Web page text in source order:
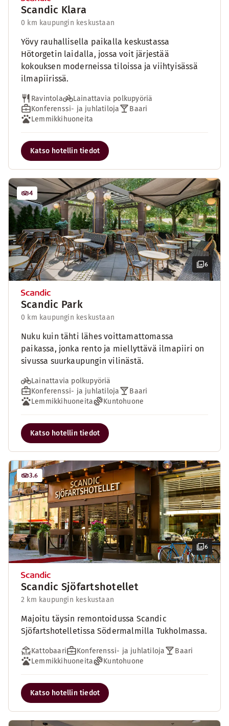
Scandic Klara
0 km kaupungin keskustaan
Yövy rauhallisella paikalla keskustassa
Hötorgetin laidalla, jossa voit järjestää
kokouksen moderneissa tiloissa ja viihtyisässä
ilmapiirissä.
Ravintola
Lainattavia polkupyöriä
Konferenssi- ja juhlatiloja
Baari
Lemmikkihuoneita
Katso hotellin tiedot
6
4
Scandic Park
0 km kaupungin keskustaan
Nuku kuin tähti lähes voittamattomassa
paikassa, jonka rento ja miellyttävä ilmapiiri on
sivussa suurkaupungin vilinästä.
Lainattavia polkupyöriä
Konferenssi- ja juhlatiloja
Baari
Lemmikkihuoneita
Kuntohuone
Katso hotellin tiedot
6
3.6
Scandic Sjöfartshotellet
2 km kaupungin keskustaan
Majoitu täysin remontoidussa Scandic
Sjöfartshotelletissa Södermalmilla Tukholmassa.
Kattobaari Konferenssi- ja juhlatiloja
Baari
Lemmikkihuoneita
Kuntohuone
Katso hotellin tiedot